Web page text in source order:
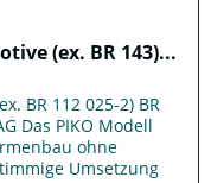
(ex. BR 143)...
BR 112 025-2) BR
Das PIKO Modell
ohne
Umsetzung